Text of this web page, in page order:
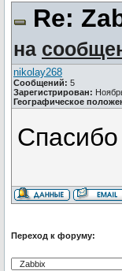
Re:
на
nikolay268
Сообщений: 5
Зарегистрирован:
Географическое
Переход к форуму: